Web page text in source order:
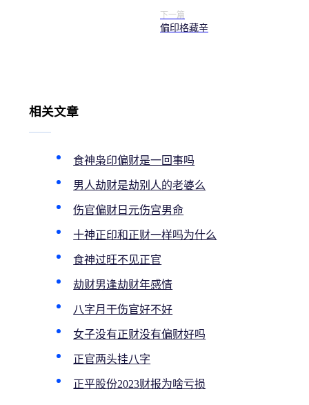
下一篇
偏印格藏辛
相关文章
食神枭印偏财是一回事吗
男人劫财是劫别人的老婆么
伤官偏财日元伤宫男命
十神正印和正财一样吗为什么
食神过旺不见正官
劫财男逢劫财年感情
八字月干伤官好不好
女子没有正财没有偏财好吗
正官两头挂八字
正平股份2023财报为啥亏损